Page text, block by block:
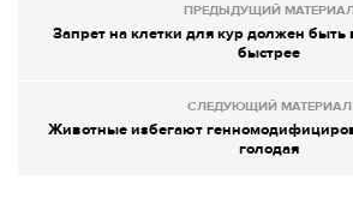
ПРЕДЫДУЩИЙ
Запрет на клетки для кур должен
быстрее
СЛЕДУЮЩИЙ МАТЕРИАЛ
Животные избегают
голодая